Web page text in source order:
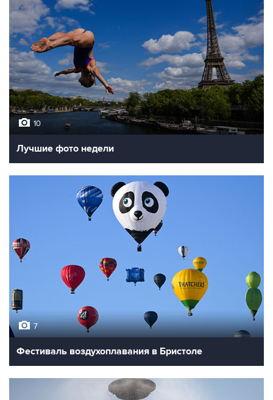
10
Лучшие фото недели
7
Фестиваль воздухоплавания в Бристоле